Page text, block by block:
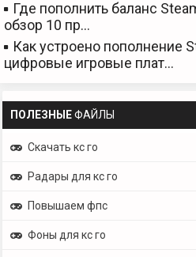
Где пополнить баланс
обзор 10 пр…
Как устроено пополнение
цифровые игровые плат…
ПОЛЕЗНЫЕФАЙЛЫ
Скачать кс го
Радары для кс го
Повышаем фпс
Фоны для кс го